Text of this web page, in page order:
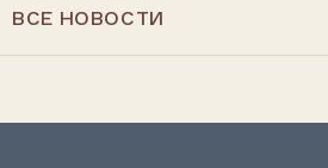
ВСЕ НОВОСТИ